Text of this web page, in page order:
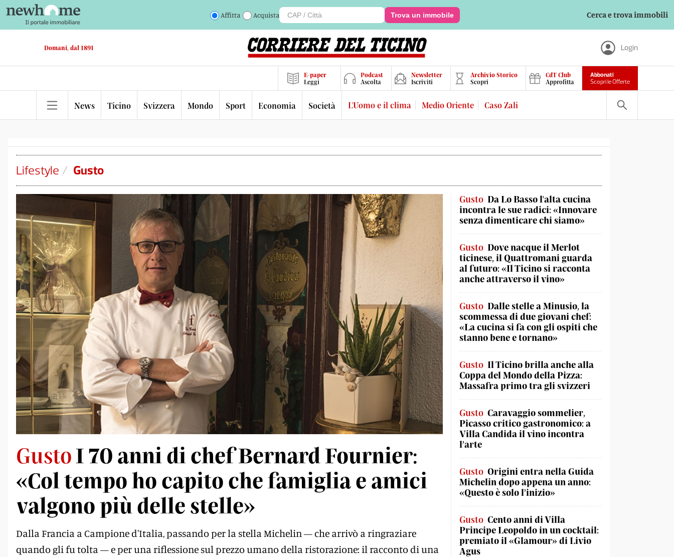
Affitta Acquista Trova un immobile Cerca e trova immobili
Domani, dal 1891 Login
E-paper
Leggi
Podcast
Ascolta
Newsletter
Iscriviti
Archivio Storico
Scopri
CdT Club
Approfitta
Abbonati
Scopri le Offerte
News Ticino Svizzera Mondo Sport Economia Società L'Uomo e il clima Medio Oriente Caso Zali
Lifestyle / Gusto
Gusto I 70 anni di chef Bernard Fournier:
«Col tempo ho capito che famiglia e amici
valgono più delle stelle»
Dalla Francia a Campione d'Italia, passando per la stella Michelin — che arrivò a ringraziare
quando gli fu tolta — e per una riflessione sul prezzo umano della ristorazione: il racconto di una
Gusto Da Lo Basso l'alta cucina
incontra le sue radici: «Innovare
senza dimenticare chi siamo»
Gusto Dove nacque il Merlot
ticinese, il Quattromani guarda
al futuro: «Il Ticino si racconta
anche attraverso il vino»
Gusto Dalle stelle a Minusio, la
scommessa di due giovani chef:
«La cucina si fa con gli ospiti che
stanno bene e tornano»
Gusto Il Ticino brilla anche alla
Coppa del Mondo della Pizza:
Massafra primo tra gli svizzeri
Gusto Caravaggio sommelier,
Picasso critico gastronomico: a
Villa Candida il vino incontra
l’arte
Gusto Origini entra nella Guida
Michelin dopo appena un anno:
«Questo è solo l’inizio»
Gusto Cento anni di Villa
Principe Leopoldo in un cocktail:
premiato il «Glamour» di Livio
Agus